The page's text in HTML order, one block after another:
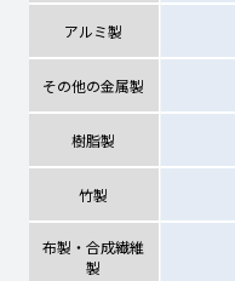
アルミ製
その他の金属製
樹脂製
竹製
布製・合成繊維
製